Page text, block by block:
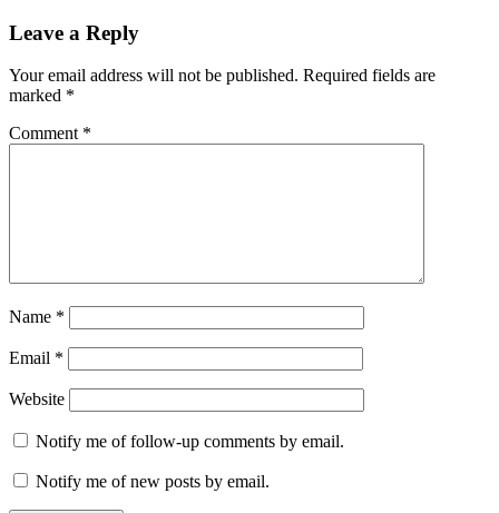
Leave a Reply
Your email address will not be published. Required fields are
marked *
Comment *
Name *
Email *
Website
Notify me of follow-up comments by email.
Notify me of new posts by email.